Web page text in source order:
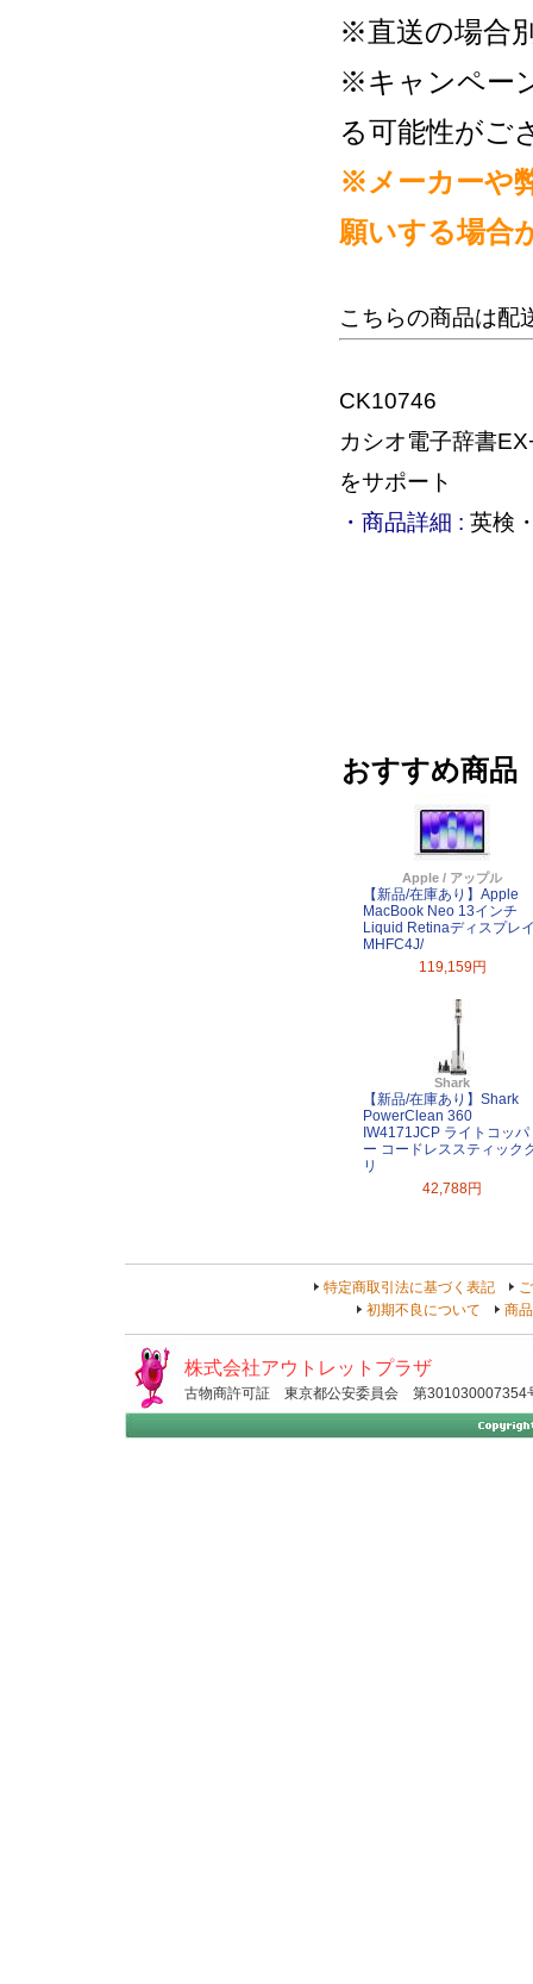
※直送の場合
※キャンペー
る可能性がご
※メーカーや
願いする場合
こちらの商品は配
CK10746
カシオ電子辞書
をサポート
・商品詳細 : 英検
おすすめ商品
Apple / アップル
【新品/在庫あり】Apple
MacBook Neo 13インチ
Liquid Retinaディスプレ
MHFC4J/
119,159円
Shark
【新品/在庫あり】Shark
PowerClean 360
IW4171JCP ライトコッパ
ー コードレススティック
リ
42,788円
特定商取引法に基づく表記
初期不良について
商
株式会社アウトレットプラザ
古物商許可証 東京都公安委員会 第301030007354